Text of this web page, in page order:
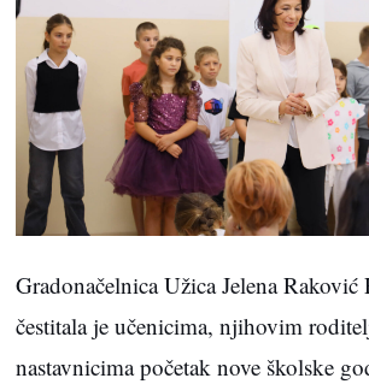
Gradonačelnica Užica Jelena
čestitala je učenicima, njihovim
nastavnicima početak nove školske